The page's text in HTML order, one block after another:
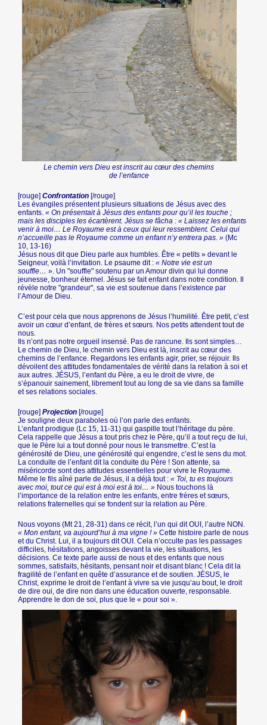
Le chemin vers Dieu est inscrit au cœur des chemins
de l’enfance
[rouge] Confrontation [/rouge]
Les évangiles présentent plusieurs situations de Jésus avec des
enfants.« On présentait à Jésus des enfants pour qu’il les touche ;
mais les disciples les écartèrent. Jésus se fâcha : « Laissez les enfants
venir à moi… Le Royaume est à ceux qui leur ressemblent. Celui qui
n’accueille pas le Royaume comme un enfant n’y entrera pas. » (Mc
10, 13-16)
Jésus nous dit que Dieu parle aux humbles. Être « petits » devant le
Seigneur, voilà l’invitation. Le psaume dit :« Notre vie est un
souffle… ». Un "souffle" soutenu par un Amour divin qui lui donne
jeunesse, bonheur éternel. Jésus se fait enfant dans notre condition. Il
révèle notre "grandeur", sa vie est soutenue dans l’existence par
l’Amour de Dieu.
C’est pour cela que nous apprenons de Jésus l’humilité. Être petit, c’est
avoir un cœur d’enfant, de frères et sœurs. Nos petits attendent tout de
nous.
Ils n’ont pas notre orgueil insensé. Pas de rancune. Ils sont simples…
Le chemin de Dieu, le chemin vers Dieu est là, inscrit au cœur des
chemins de l’enfance. Regardons les enfants agir, prier, se réjouir. Ils
dévoilent des attitudes fondamentales de vérité dans la relation à soi et
aux autres. JÉSUS, l’enfant du Père, a eu le droit de vivre, de
s’épanouir sainement, librement tout au long de sa vie dans sa famille
et ses relations sociales.
[rouge] Projection [/rouge]
Je souligne deux paraboles où l’on parle des enfants.
L’enfant prodigue (Lc 15, 11-31) qui gaspille tout l’héritage du père.
Cela rappelle que Jésus a tout pris chez le Père, qu’il a tout reçu de lui,
que le Père lui a tout donné pour nous le transmettre. C’est la
générosité de Dieu, une générosité qui engendre, c’est le sens du mot.
La conduite de l’enfant dit la conduite du Père ! Son attente, sa
miséricorde sont des attitudes essentielles pour vivre le Royaume.
Même le fils aîné parle de Jésus, il a déjà tout :« Toi, tu es toujours
avec moi, tout ce qui est à moi est à toi… » Nous touchons là
l’importance de la relation entre les enfants, entre frères et sœurs,
relations fraternelles qui se fondent sur la relation au Père.
Nous voyons (Mt 21, 28-31) dans ce récit, l’un qui dit OUI, l’autre NON.
« Mon enfant, va aujourd’hui à ma vigne ! » Cette histoire parle de nous
et du Christ. Lui, il a toujours dit OUI. Cela n’occulte pas les passages
difficiles, hésitations, angoisses devant la vie, les situations, les
décisions. Ce texte parle aussi de nous et des enfants que nous
sommes, satisfaits, hésitants, pensant noir et disant blanc ! Cela dit la
fragilité de l’enfant en quête d’assurance et de soutien. JÉSUS, le
Christ, exprime le droit de l’enfant à vivre sa vie jusqu’au bout, le droit
de dire oui, de dire non dans une éducation ouverte, responsable.
Apprendre le don de soi, plus que le « pour soi ».